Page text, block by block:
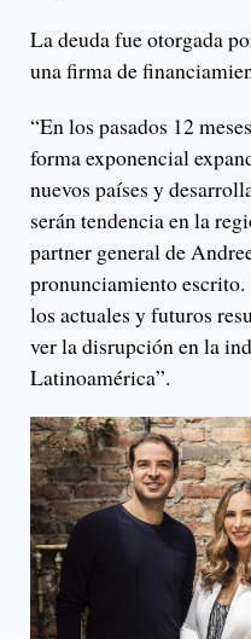
La deuda fue otorgada
una firma de
“En los pasados 12
forma exponencial
nuevos países y
serán tendencia en la
partner general de
pronunciamiento
los actuales y futuros
ver la disrupción en la
Latinoamérica”.